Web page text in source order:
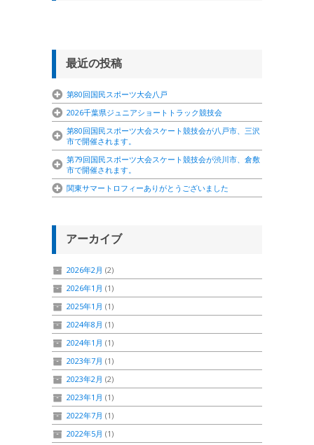
最近の投稿
第80回国民スポーツ大会八戸
2026千葉県ジュニアショートトラック競技会
第80回国民スポーツ大会スケート競技会が八戸市、三沢
市で開催されます。
第79回国民スポーツ大会スケート競技会が渋川市、倉敷
市で開催されます。
関東サマートロフィーありがとうございました
アーカイブ
2026年2月 (2)
2026年1月 (1)
2025年1月 (1)
2024年8月 (1)
2024年1月 (1)
2023年7月 (1)
2023年2月 (2)
2023年1月 (1)
2022年7月 (1)
2022年5月 (1)